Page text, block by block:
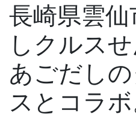
長崎県雲
しクルスせ
あごだし
スとコラボ